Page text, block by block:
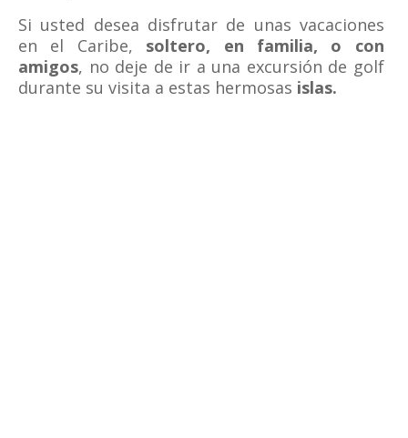
Si usted desea disfrutar de unas vacaciones
en el Caribe, soltero, en familia, o con
amigos, no deje de ir a una excursión de golf
durante su visita a estas hermosas islas.